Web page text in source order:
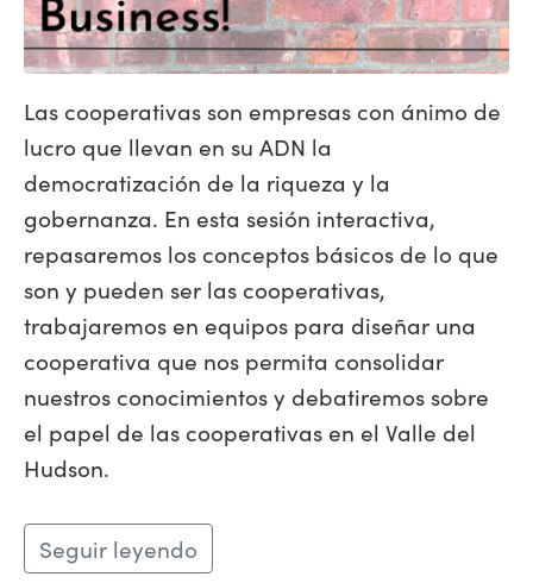
Las cooperativas son empresas con ánimo de
lucro que llevan en su ADN la
democratización de la riqueza y la
gobernanza. En esta sesión interactiva,
repasaremos los conceptos básicos de lo que
son y pueden ser las cooperativas,
trabajaremos en equipos para diseñar una
cooperativa que nos permita consolidar
nuestros conocimientos y debatiremos sobre
el papel de las cooperativas en el Valle del
Hudson.
Seguir leyendo